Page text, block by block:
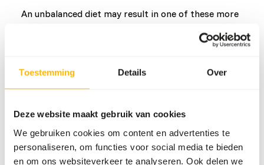
Toestemming Details Over
Deze website maakt gebruik van cookies
We gebruiken cookies om content en advertenties te
personaliseren, om functies voor social media te bieden
en om ons websiteverkeer te analyseren. Ook delen we
An unbalanced diet may result in one of these more
Extensive hyperostosis of the thoracic
Rear limb paresis
Lumbar
Flaccid paralysis
Coccygeal vertebrae